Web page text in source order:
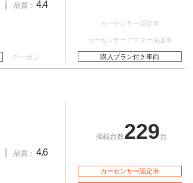
品質： 4.4
クーポン
カーセンサー認定車
カーセンサーアフター保証車
購入プラン付き車両
品質： 4.6
掲載台数229台
カーセンサー認定車